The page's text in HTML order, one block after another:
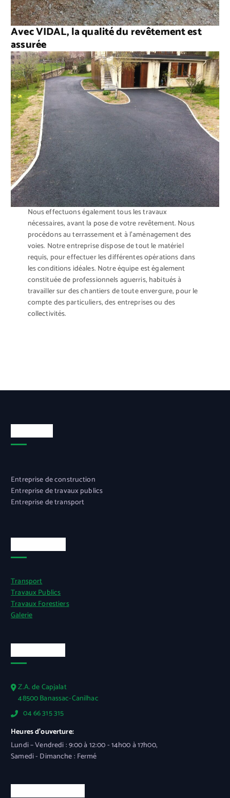
Avec VIDAL, la qualité du revêtement est
assurée
Nous effectuons également tous les travaux
nécessaires, avant la pose de votre revêtement. Nous
procédons au terrassement et à l’aménagement des
voies. Notre entreprise dispose de tout le matériel
requis, pour effectuer les différentes opérations dans
les conditions idéales. Notre équipe est également
constituée de professionnels aguerris, habitués à
travailler sur des chantiers de toute envergure, pour le
compte des particuliers, des entreprises ou des
collectivités.
Entreprise de construction
Entreprise de travaux publics
Entreprise de transport
Transport
Travaux Publics
Travaux Forestiers
Galerie
Z.A. de Capjalat
48500 Banassac-Canilhac
04 66 315 315
Heures d'ouverture:
Lundi – Vendredi : 9:00 à 12:00 - 14h00 à 17h00,
Samedi - Dimanche : Fermé